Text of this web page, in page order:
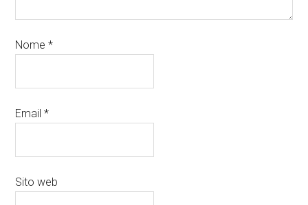
Nome*
Email*
Sito web